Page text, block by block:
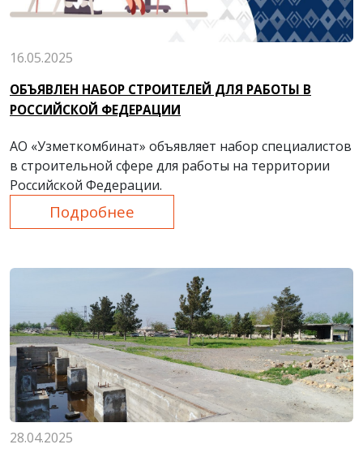
16.05.2025
ОБЪЯВЛЕН НАБОР СТРОИТЕЛЕЙ ДЛЯ РАБОТЫ В
РОССИЙСКОЙ ФЕДЕРАЦИИ
АО «Узметкомбинат» объявляет набор специалистов
в строительной сфере для работы на территории
Российской Федерации.
Подробнее
28.04.2025